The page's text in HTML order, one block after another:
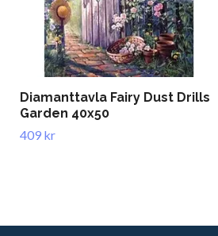
Diamanttavla Fairy Dust Drills
Garden 40x50
409 kr